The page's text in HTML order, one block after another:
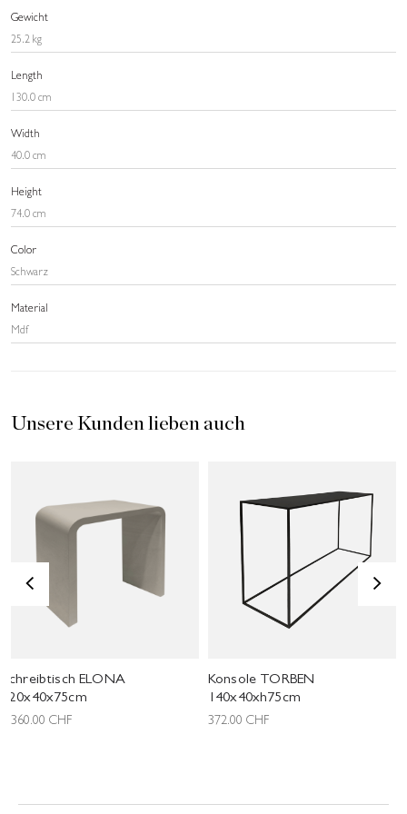
Gewicht
25.2 kg
Length
130.0 cm
Width
40.0 cm
Height
74.0 cm
Color
Schwarz
Material
Mdf
Unsere Kunden lieben auch
Schreibtisch ELONA
120x40x75cm
1'360.00 CHF
Konsole TORBEN
140x40xh75cm
372.00 CHF
< >